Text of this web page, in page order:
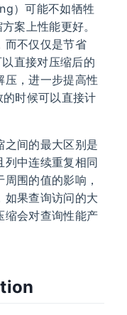
）可能不如牺牲
案上性能更好。
而不仅仅是节省
直接对压缩后的
压，进一步提高性
时候可以直接计
之间的最大区别是
列中连续重复相同
围的值的影响，
如果查询访问的大
缩会对查询性能产